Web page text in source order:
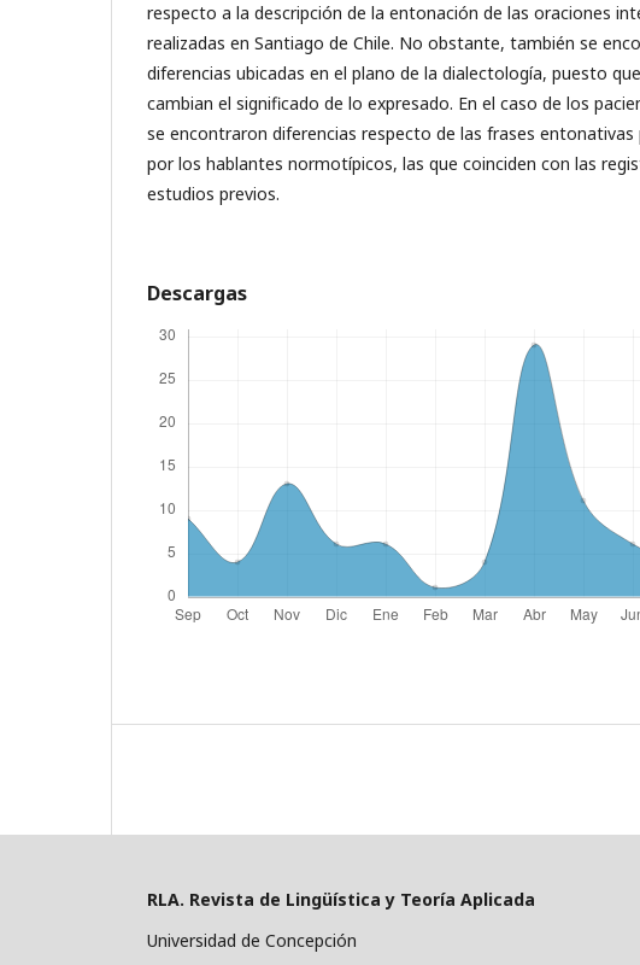
respecto a la descripción de la entonación de las oraciones
realizadas en Santiago de Chile. No obstante, también se
diferencias ubicadas en el plano de la dialectología, puesto
cambian el significado de lo expresado. En el caso de los
se encontraron diferencias respecto de las frases entonativas
por los hablantes normotípicos, las que coinciden con las
estudios previos.
Descargas
RLA. Revista de Lingüística y Teoría Aplicada
Universidad de Concepción